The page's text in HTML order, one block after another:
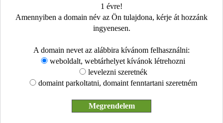
1 évre!
Amennyiben a domain név az Ön tulajdona, kérje át hozzánk
ingyenesen.
A domain nevet az alábbira kívánom felhasználni:
weboldalt, webtárhelyet kívánok létrehozni
levelezni szeretnék
domaint parkoltatni, domaint fenntartani szeretném